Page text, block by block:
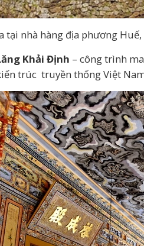
tại nhà hàng địa phương
Khải Định – công trình
trúc truyền thống Việt